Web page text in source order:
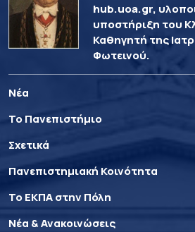
hub.uoa.gr,
υποστήριξη του
Καθηγητή της
Φωτεινού.
Νέα
Το Πανεπιστήμιο
Σχετικά
Πανεπιστημιακή Κοινότητα
Το ΕΚΠΑ στην Πόλη
Νέα & Ανακοινώσεις